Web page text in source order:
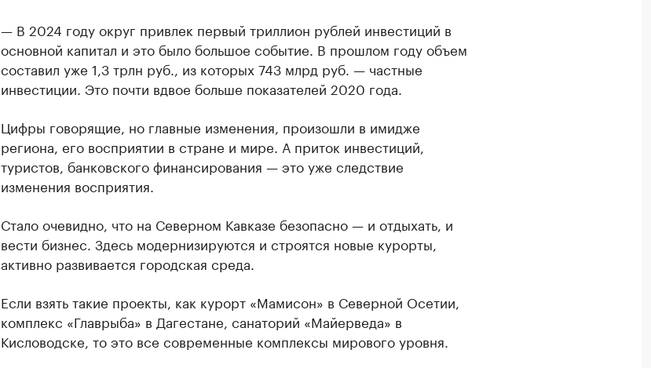
— В 2024 году округ привлек первый триллион рублей инвестиций в
основной капитал и это было большое событие. В прошлом году объем
составил уже 1,3 трлн руб., из которых 743 млрд руб. — частные
инвестиции. Это почти вдвое больше показателей 2020 года.
Цифры говорящие, но главные изменения, произошли в имидже
региона, его восприятии в стране и мире. А приток инвестиций,
туристов, банковского финансирования — это уже следствие
изменения восприятия.
Стало очевидно, что на Северном Кавказе безопасно — и отдыхать, и
вести бизнес. Здесь модернизируются и строятся новые курорты,
активно развивается городская среда.
Если взять такие проекты, как курорт «Мамисон» в Северной Осетии,
комплекс «Главрыба» в Дагестане, санаторий «Майерведа» в
Кисловодске, то это все современные комплексы мирового уровня.